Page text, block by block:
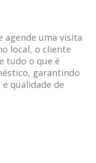
agende uma visita
local, o cliente
tudo o que é
garantindo
qualidade de